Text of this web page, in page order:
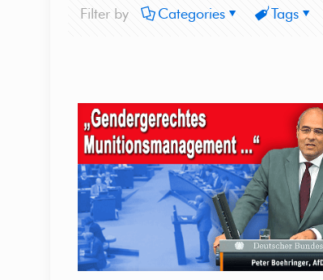
Filter by Categories Tags